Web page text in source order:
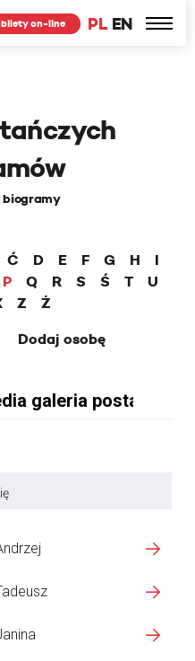
PL EN
on-line
biogramy
Ć D E F G H
I
P Q R S Ś T
U
Z
Ż
Dodaj osobę